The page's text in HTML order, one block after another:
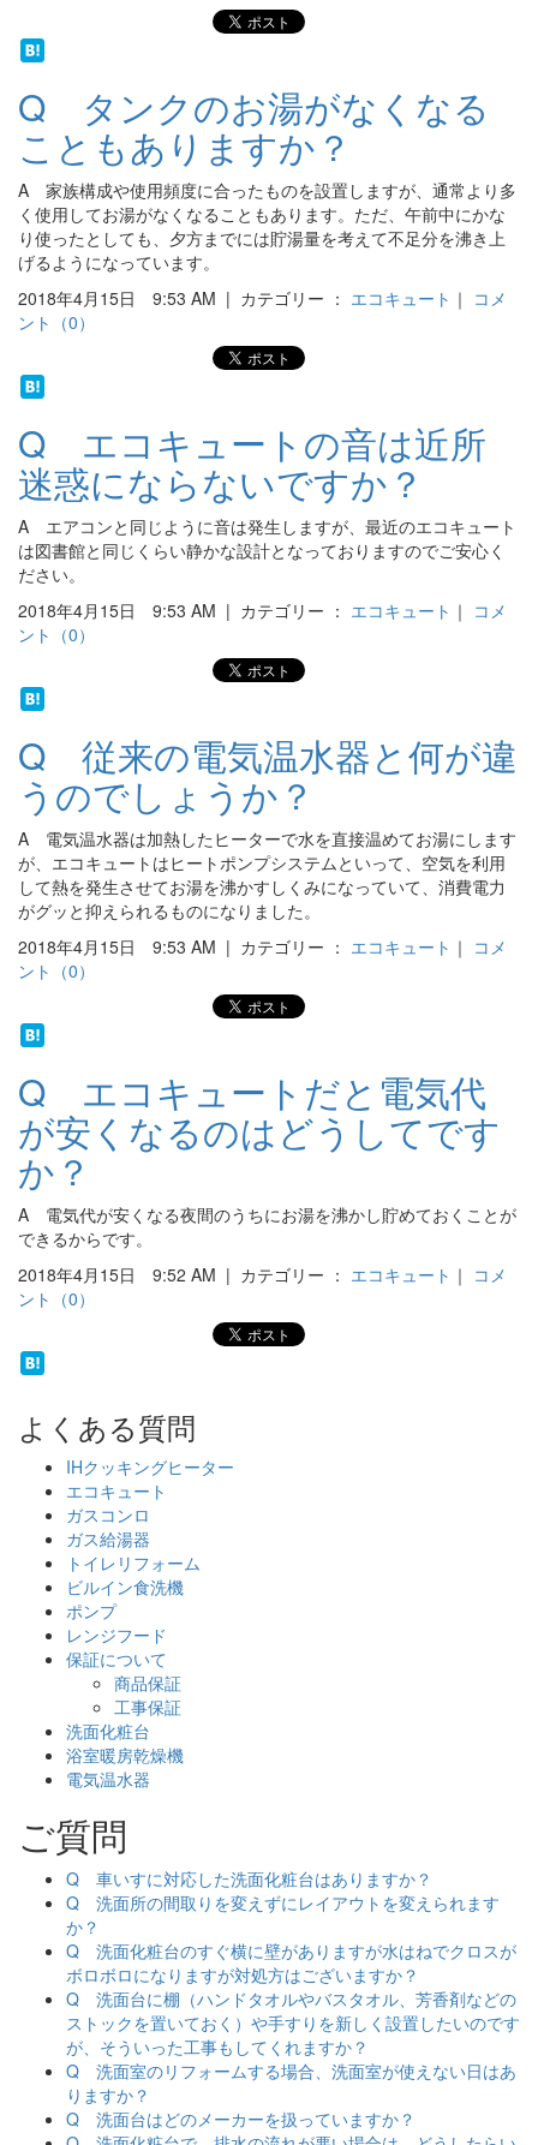
Q タンクのお湯がなくなる
こともありますか？
A 家族構成や使用頻度に合ったものを設置しますが、通常より多
く使用してお湯がなくなることもあります。ただ、午前中にかな
り使ったとしても、夕方までには貯湯量を考えて不足分を沸き上
げるようになっています。
2018年4月15日 9:53 AM | カテゴリー ： エコキュート ｜ コメ
ント（0）
Q エコキュートの音は近所
迷惑にならないですか？
A エアコンと同じように音は発生しますが、最近のエコキュート
は図書館と同じくらい静かな設計となっておりますのでご安心く
ださい。
2018年4月15日 9:53 AM | カテゴリー ： エコキュート ｜ コメ
ント（0）
Q 従来の電気温水器と何が違
うのでしょうか？
A 電気温水器は加熱したヒーターで水を直接温めてお湯にします
が、エコキュートはヒートポンプシステムといって、空気を利用
して熱を発生させてお湯を沸かすしくみになっていて、消費電力
がグッと抑えられるものになりました。
2018年4月15日 9:53 AM | カテゴリー ： エコキュート ｜ コメ
ント（0）
Q エコキュートだと電気代
が安くなるのはどうしてです
か？
A 電気代が安くなる夜間のうちにお湯を沸かし貯めておくことが
できるからです。
2018年4月15日 9:52 AM | カテゴリー ： エコキュート ｜ コメ
ント（0）
よくある質問
IHクッキングヒーター
エコキュート
ガスコンロ
ガス給湯器
トイレリフォーム
ビルイン食洗機
ポンプ
レンジフード
保証について
商品保証
工事保証
洗面化粧台
浴室暖房乾燥機
電気温水器
ご質問
Q 車いすに対応した洗面化粧台はありますか？
Q 洗面所の間取りを変えずにレイアウトを変えられます
か？
Q 洗面化粧台のすぐ横に壁がありますが水はねでクロスが
ボロボロになりますが対処方はございますか？
Q 洗面台に棚（ハンドタオルやバスタオル、芳香剤などの
ストックを置いておく）や手すりを新しく設置したいのです
が、そういった工事もしてくれますか？
Q 洗面室のリフォームする場合、洗面室が使えない日はあ
りますか？
Q 洗面台はどのメーカーを扱っていますか？